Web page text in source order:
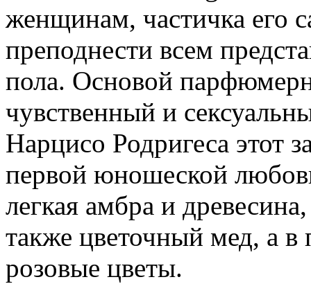
женщинам, частичка его
преподнести всем
пола. Основой
чувственный и
Нарцисо Родригеса этот
первой юношеской
легкая амбра и
также цветочный мед, а
розовые цветы.